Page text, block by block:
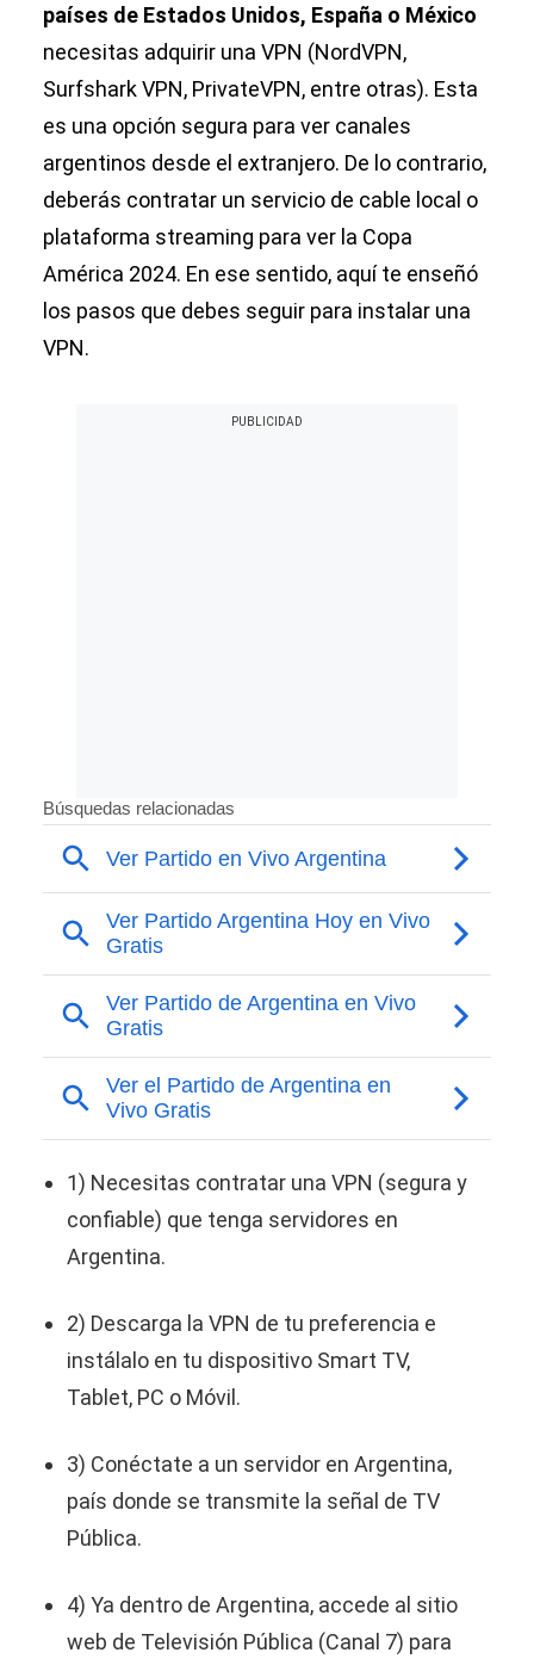
países de Estados Unidos, España o México
necesitas adquirir una VPN (NordVPN,
Surfshark VPN, PrivateVPN, entre otras). Esta
es una opción segura para ver canales
argentinos desde el extranjero. De lo contrario,
deberás contratar un servicio de cable local o
plataforma streaming para ver la Copa
América 2024. En ese sentido, aquí te enseñó
los pasos que debes seguir para instalar una
VPN.
1) Necesitas contratar una VPN (segura y
confiable) que tenga servidores en
Argentina.
2) Descarga la VPN de tu preferencia e
instálalo en tu dispositivo Smart TV,
Tablet, PC o Móvil.
3) Conéctate a un servidor en Argentina,
país donde se transmite la señal de TV
Pública.
4) Ya dentro de Argentina, accede al sitio
web de Televisión Pública (Canal 7) para